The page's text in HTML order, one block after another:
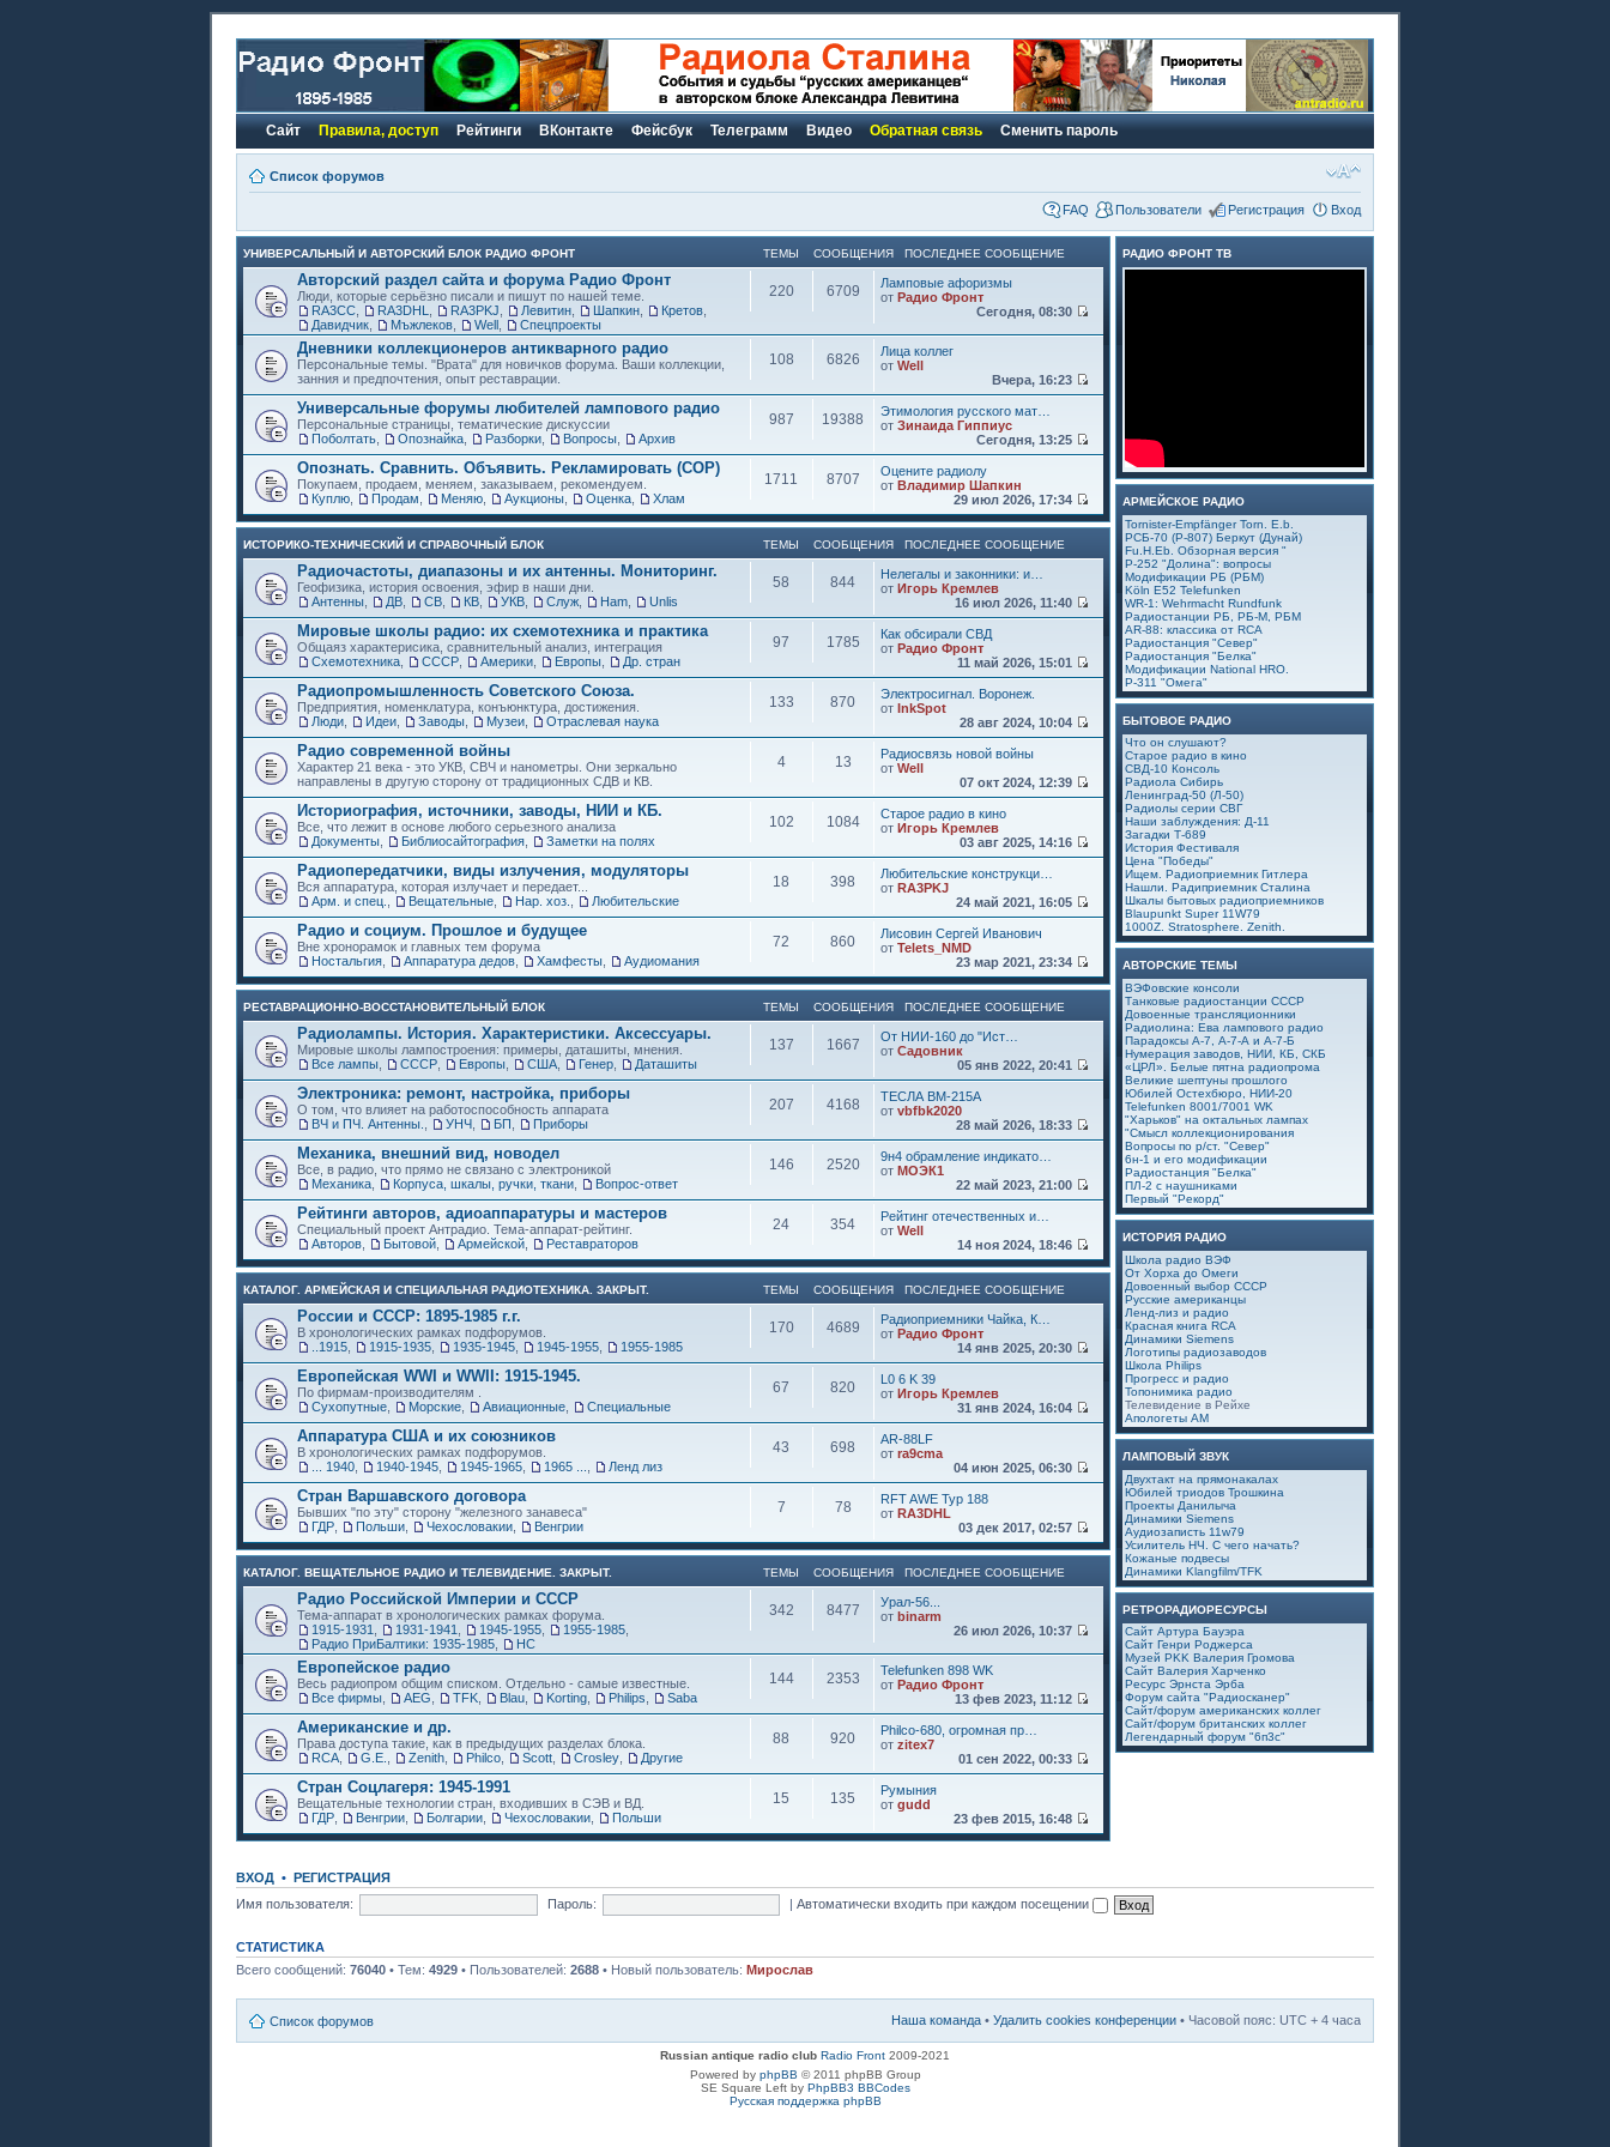
Сайт Правила, доступ Рейтинги ВКонтакте Фейсбук Телеграмм Видео Обратная связь Сменить пароль
Список форумов
FAQ Пользователи Регистрация Вход
УНИВЕРСАЛЬНЫЙ И АВТОРСКИЙ БЛОК РАДИО ФРОНТ ТЕМЫ СООБЩЕНИЯ ПОСЛЕДНЕЕ СООБЩЕНИЕ
Авторский раздел сайта и форума Радио Фронт
Люди, которые серьёзно писали и пишут по нашей теме.
RA3CC
RA3DHL RA3PKJ Левитин Шапкин Кретов
Давидчик
Мъжлеков Well Спецпроекты
220 6709
Ламповые афоризмы
от Радио Фронт
Сегодня, 08:30
Дневники коллекционеров антикварного радио
Персональные темы. "Врата" для новичков форума. Ваши коллекции,
занния и предпочтения, опыт реставрации.
108 6826
Лица коллег
от Well
Вчера, 16:23
Универсальные форумы любителей лампового радио
Персональные страницы, тематические дискуссии
Поболтать
Опознайка Разборки Вопросы Архив
987 19388
Этимология русского мат…
от Зинаида Гиппиус
Сегодня, 13:25
Опознать. Сравнить. Объявить. Рекламировать (СОР)
Покупаем, продаем, меняем, заказываем, рекомендуем.
Куплю
Продам Меняю Аукционы Оценка Хлам
1711 8707
Оцените радиолу
от Владимир Шапкин
29 июл 2026, 17:34
ИСТОРИКО-ТЕХНИЧЕСКИЙ И СПРАВОЧНЫЙ БЛОК ТЕМЫ СООБЩЕНИЯ ПОСЛЕДНЕЕ СООБЩЕНИЕ
Радиочастоты, диапазоны и их антенны. Мониторинг.
Геофизика, история освоения, эфир в наши дни.
Антенны
ДВ СВ КВ УКВ Служ Ham Unlis
58 844
Нелегалы и законники: и…
от Игорь Кремлев
16 июл 2026, 11:40
Мировые школы радио: их схемотехника и практика
Общаяз характерисика, сравнительный анализ, интеграция
Схемотехника
СССР Америки Европы Др. стран
97 1785
Как обсирали СВД
от Радио Фронт
11 май 2026, 15:01
Радиопромышленность Советского Союза.
Предприятия, номенклатура, конъюнктура, достижения.
Люди
Идеи Заводы Музеи Отраслевая наука
133 870
Электросигнал. Воронеж.
от InkSpot
28 авг 2024, 10:04
Радио современной войны
Характер 21 века - это УКВ, СВЧ и нанометры. Они зеркально
направлены в другую сторону от традиционных СДВ и КВ.
4 13
Радиосвязь новой войны
от Well
07 окт 2024, 12:39
Историография, источники, заводы, НИИ и КБ.
Все, что лежит в основе любого серьезного анализа
Документы
Библиосайтография Заметки на полях
102 1084
Старое радио в кино
от Игорь Кремлев
03 авг 2025, 14:16
Радиопередатчики, виды излучения, модуляторы
Вся аппаратура, которая излучает и передает...
Арм. и спец.
Вещательные Нар. хоз. Любительские
18 398
Любительские конструкци…
от RA3PKJ
24 май 2021, 16:05
Радио и социум. Прошлое и будущее
Вне хронорамок и главных тем форума
Ностальгия
Аппаратура дедов Хамфесты Аудиомания
72 860
Лисовин Сергей Иванович
от Telets_NMD
23 мар 2021, 23:34
РЕСТАВРАЦИОННО-ВОССТАНОВИТЕЛЬНЫЙ БЛОК ТЕМЫ СООБЩЕНИЯ ПОСЛЕДНЕЕ СООБЩЕНИЕ
Радиолампы. История. Характеристики. Аксессуары.
Мировые школы лампостроения: примеры, даташиты, мнения.
Все лампы
СССР Европы США Генер Даташиты
137 1667
От НИИ-160 до "Ист…
от Садовник
05 янв 2022, 20:41
Электроника: ремонт, настройка, приборы
О том, что влияет на работоспособность аппарата
ВЧ и ПЧ. Антенны.
УНЧ БП Приборы
207 4168
ТЕСЛА ВМ-215А
от vbfbk2020
28 май 2026, 18:33
Механика, внешний вид, новодел
Все, в радио, что прямо не связано с электроникой
Механика
Корпуса, шкалы, ручки, ткани Вопрос-ответ
146 2520
9н4 обрамление индикато…
от МОЭК1
22 май 2023, 21:00
Рейтинги авторов, адиоаппаратуры и мастеров
Специальный проект Антрадио. Тема-аппарат-рейтинг.
Авторов
Бытовой Армейской Реставраторов
24 354
Рейтинг отечественных и…
от Well
14 ноя 2024, 18:46
КАТАЛОГ. АРМЕЙСКАЯ И СПЕЦИАЛЬНАЯ РАДИОТЕХНИКА. ЗАКРЫТ. ТЕМЫ СООБЩЕНИЯ ПОСЛЕДНЕЕ СООБЩЕНИЕ
России и СССР: 1895-1985 г.г.
В хронологических рамках подфорумов.
..1915
1915-1935 1935-1945 1945-1955 1955-1985
170 4689
Радиоприемники Чайка, К…
от Радио Фронт
14 янв 2025, 20:30
Европейская WWI и WWII: 1915-1945.
По фирмам-производителям .
Сухопутные
Морские Авиационные Специальные
67 820
L0 6 K 39
от Игорь Кремлев
31 янв 2024, 16:04
Аппаратура США и их союзников
В хронологических рамках подфорумов.
... 1940
1940-1945 1945-1965 1965 ... Ленд лиз
43 698
AR-88LF
от ra9cma
04 июн 2025, 06:30
Стран Варшавского договора
Бывших "по эту" сторону "железного занавеса"
ГДР
Польши Чехословакии Венгрии
7 78
RFT AWE Typ 188
от RA3DHL
03 дек 2017, 02:57
КАТАЛОГ. ВЕЩАТЕЛЬНОЕ РАДИО И ТЕЛЕВИДЕНИЕ. ЗАКРЫТ. ТЕМЫ СООБЩЕНИЯ ПОСЛЕДНЕЕ СООБЩЕНИЕ
Радио Российской Империи и СССР
Тема-аппарат в хронологических рамках форума.
1915-1931
1931-1941 1945-1955 1955-1985
Радио ПриБалтики: 1935-1985
НС
342 8477
Урал-56...
от binarm
26 июл 2026, 10:37
Европейское радио
Весь радиопром общим списком. Отдельно - самые известные.
Все фирмы
AEG TFK Blau Korting Philips Saba
144 2353
Telefunken 898 WK
от Радио Фронт
13 фев 2023, 11:12
Американские и др.
Права доступа такие, как в предыдущих разделах блока.
RCA
G.E. Zenith Philco Scott Crosley Другие
88 920
Philco-680, огромная пр…
от zitex7
01 сен 2022, 00:33
Стран Соцлагеря: 1945-1991
Вещательные технологии стран, входивших в СЭВ и ВД.
ГДР
Венгрии Болгарии Чехословакии Польши
15 135
Румыния
от gudd
23 фев 2015, 16:48
РАДИО ФРОНТ ТВ
АРМЕЙСКОЕ РАДИО
Tornister-Empfänger Torn. E.b.
РСБ-70 (Р-807) Беркут (Дунай)
Fu.H.Eb. Обзорная версия "
Р-252 "Долина": вопросы
Модификации РБ (РБМ)
Köln E52 Telefunken
WR-1: Wehrmacht Rundfunk
Радиостанции РБ, РБ-М, РБМ
AR-88: классика от RCA
Радиостанция "Север"
Радиостанция "Белка"
Модификации National HRO.
Р-311 "Омега"
БЫТОВОЕ РАДИО
Что он слушают?
Старое радио в кино
СВД-10 Консоль
Радиола Сибирь
Ленинград-50 (Л-50)
Радиолы серии СВГ
Наши заблуждения: Д-11
Загадки Т-689
История Фестиваля
Цена "Победы"
Ищем. Радиоприемник Гитлера
Нашли. Радиприемник Сталина
Шкалы бытовых радиоприемников
Blaupunkt Super 11W79
1000Z. Stratosphere. Zenith.
АВТОРСКИЕ ТЕМЫ
ВЭФовские консоли
Танковые радиостанции СССР
Довоенные трансляционники
Радиолина: Ева лампового радио
Парадоксы А-7, А-7-А и А-7-Б
Нумерация заводов, НИИ, КБ, СКБ
«ЦРЛ». Белые пятна радиопрома
Великие шептуны прошлого
Юбилей Остехбюро, НИИ-20
Telefunken 8001/7001 WK
"Харьков" на октальных лампах
"Смысл коллекционирования
Вопросы по р/ст. "Север"
6н-1 и его модификации
Радиостанция "Белка"
ПЛ-2 с наушниками
Первый "Рекорд"
ИСТОРИЯ РАДИО
Школа радио ВЭФ
От Хорха до Омеги
Довоенный выбор СССР
Русские американцы
Ленд-лиз и радио
Красная книга RCA
Динамики Siemens
Логотипы радиозаводов
Школа Philips
Прогресс и радио
Топонимика радио
Телевидение в Рейхе
Апологеты АМ
ЛАМПОВЫЙ ЗВУК
Двухтакт на прямонакалах
Юбилей триодов Трошкина
Проекты Данилыча
Динамики Siemens
Аудиозаписть 11w79
Усилитель НЧ. С чего начать?
Кожаные подвесы
Динамики Klangfilm/TFK
РЕТРОРАДИОРЕСУРСЫ
Сайт Артура Бауэра
Сайт Генри Роджерса
Музей PKK Валерия Громова
Сайт Валерия Харченко
Ресурс Эрнста Эрба
Форум сайта "Радиосканер"
Сайт/форум американских коллег
Сайт/форум британских коллег
Легендарный форум "6п3с"
ВХОД • РЕГИСТРАЦИЯ
Имя пользователя:
Пароль: | Автоматически входить при каждом посещении
СТАТИСТИКА
Всего сообщений: 76040 • Тем: 4929 • Пользователей: 2688 • Новый пользователь: Мирослав
Список форумов Наша команда • Удалить cookies конференции • Часовой пояс: UTC + 4 часа
Russian antique radio club Radio Front 2009-2021
Powered by phpBB © 2011 phpBB Group
SE Square Left by PhpBB3 BBCodes
Русская поддержка phpBB